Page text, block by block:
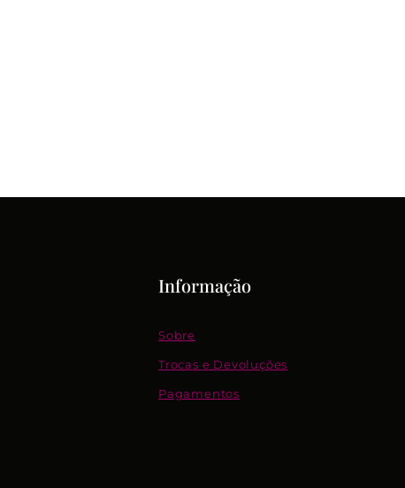
Informação
Sobre
Trocas e Devoluções
Pagamentos